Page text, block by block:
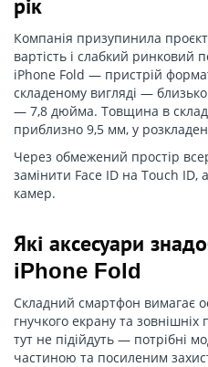
рік
Компанія призупинила
вартість і слабкий ринковий
iPhone Fold — пристрій
складеному вигляді —
— 7,8 дюйма. Товщина в
приблизно 9,5 мм, у
Через обмежений простір
замінити Face ID на Touch ID,
камер.
Які аксесуари
iPhone Fold
Складний смартфон вимагає
гнучкого екрану та
тут не підійдуть — потрібні
частиною та посиленим